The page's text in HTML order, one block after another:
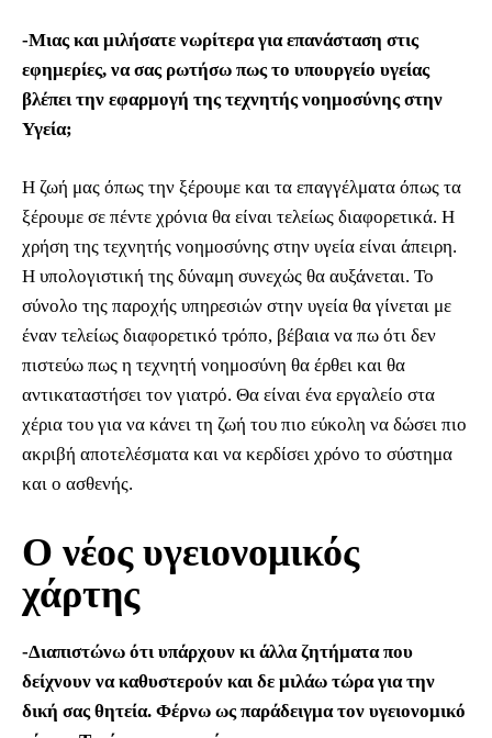
-Μιας και μιλήσατε νωρίτερα για επανάσταση στις
εφημερίες, να σας ρωτήσω πως το υπουργείο υγείας
βλέπει την εφαρμογή της τεχνητής νοημοσύνης στην
Υγεία;
Η ζωή μας όπως την ξέρουμε και τα επαγγέλματα όπως τα
ξέρουμε σε πέντε χρόνια θα είναι τελείως διαφορετικά. Η
χρήση της τεχνητής νοημοσύνης στην υγεία είναι άπειρη.
Η υπολογιστική της δύναμη συνεχώς θα αυξάνεται. Το
σύνολο της παροχής υπηρεσιών στην υγεία θα γίνεται με
έναν τελείως διαφορετικό τρόπο, βέβαια να πω ότι δεν
πιστεύω πως η τεχνητή νοημοσύνη θα έρθει και θα
αντικαταστήσει τον γιατρό. Θα είναι ένα εργαλείο στα
χέρια του για να κάνει τη ζωή του πιο εύκολη να δώσει πιο
ακριβή αποτελέσματα και να κερδίσει χρόνο το σύστημα
και ο ασθενής.
Ο νέος υγειονομικός
χάρτης
-Διαπιστώνω ότι υπάρχουν κι άλλα ζητήματα που
δείχνουν να καθυστερούν και δε μιλάω τώρα για την
δική σας θητεία. Φέρνω ως παράδειγμα τον υγειονομικό